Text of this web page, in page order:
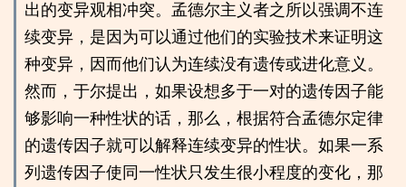
出的变异观相冲突。孟德尔主义者之所以强调不连
续变异，是因为可以通过他们的实验技术来证明这
种变异，因而他们认为连续没有遗传或进化意义。
然而，于尔提出，如果设想多于一对的遗传因子能
够影响一种性状的话，那么，根据符合孟德尔定律
的遗传因子就可以解释连续变异的性状。如果一系
列遗传因子使同一性状只发生很小程度的变化，那